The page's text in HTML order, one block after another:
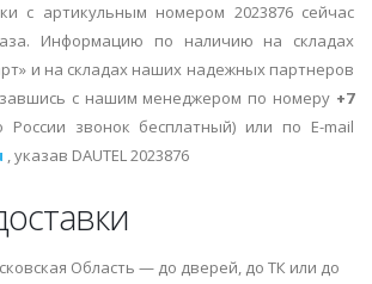
с артикульным номером 2023876 сейчас
Информацию по наличию на складах
и на складах наших надежных партнеров
с нашим менеджером по номеру +7
звонок бесплатный) или по E-mail
, указав DAUTEL 2023876
Область — до дверей, до ТК или до